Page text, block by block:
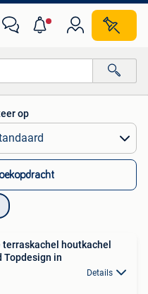
op
terraskachel houtkachel
Topdesign in
Details